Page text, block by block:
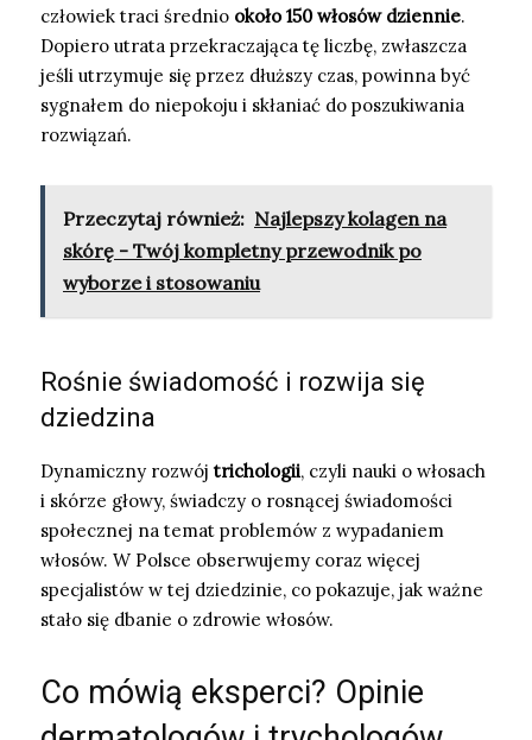
człowiek traci średnio około 150 włosów dziennie.
Dopiero utrata przekraczająca tę liczbę, zwłaszcza
jeśli utrzymuje się przez dłuższy czas, powinna być
sygnałem do niepokoju i skłaniać do poszukiwania
rozwiązań.
Przeczytaj również: Najlepszy kolagen na
skórę - Twój kompletny przewodnik po
wyborze i stosowaniu
Rośnie świadomość i rozwija się
dziedzina
Dynamiczny rozwój trichologii, czyli nauki o włosach
i skórze głowy, świadczy o rosnącej świadomości
społecznej na temat problemów z wypadaniem
włosów. W Polsce obserwujemy coraz więcej
specjalistów w tej dziedzinie, co pokazuje, jak ważne
stało się dbanie o zdrowie włosów.
Co mówią eksperci? Opinie